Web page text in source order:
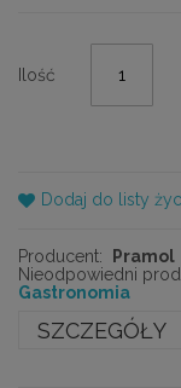
Ilość
Dodaj do listy
Producent:
Pramol
Nieodpowiedni
Gastronomia
SZCZEGÓŁY